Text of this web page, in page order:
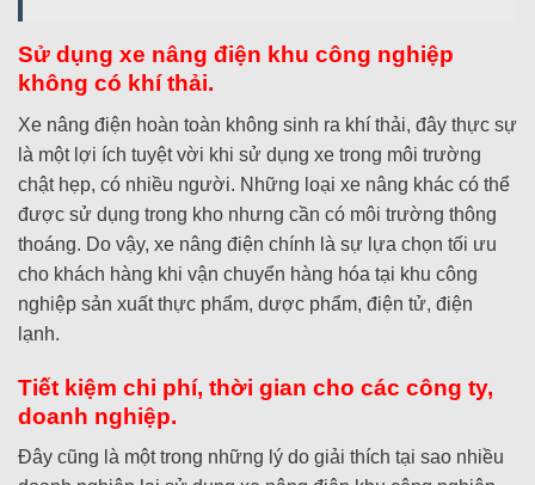
Sử dụng xe nâng điện khu công nghiệp
không có khí thải.
Xe nâng điện hoàn toàn không sinh ra khí thải, đây thực sự
là một lợi ích tuyệt vời khi sử dụng xe trong môi trường
chật hẹp, có nhiều người. Những loại xe nâng khác có thể
được sử dụng trong kho nhưng cần có môi trường thông
thoáng. Do vậy, xe nâng điện chính là sự lựa chọn tối ưu
cho khách hàng khi vận chuyển hàng hóa tại khu công
nghiệp sản xuất thực phẩm, dược phẩm, điện tử, điện
lạnh.
Tiết kiệm chi phí, thời gian cho các công ty,
doanh nghiệp.
Đây cũng là một trong những lý do giải thích tại sao nhiều